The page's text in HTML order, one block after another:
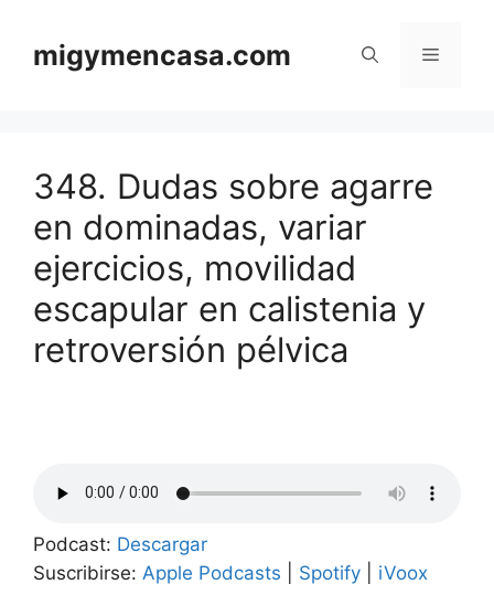
contenido
migymencasa.com Menú
348. Dudas sobre agarre
en dominadas, variar
ejercicios, movilidad
escapular en calistenia y
retroversión pélvica
Podcast: Descargar
Suscribirse: Apple Podcasts Spotify iVoox